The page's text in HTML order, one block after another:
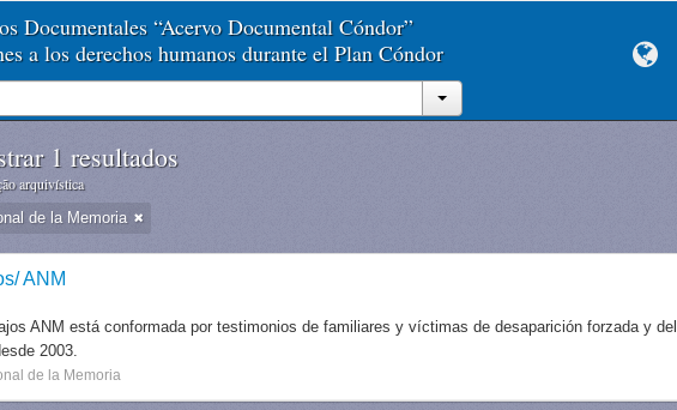
Documentales “Acervo Documental Cóndor”
a los derechos humanos durante el Plan Cóndor
1 resultados
arquivística
de la Memoria
ANM
ANM está conformada por testimonios de familiares y víctimas de desaparición forzada y
2003.
de la Memoria